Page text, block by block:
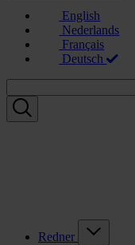
English
Nederlands
Français
Deutsch
Redner